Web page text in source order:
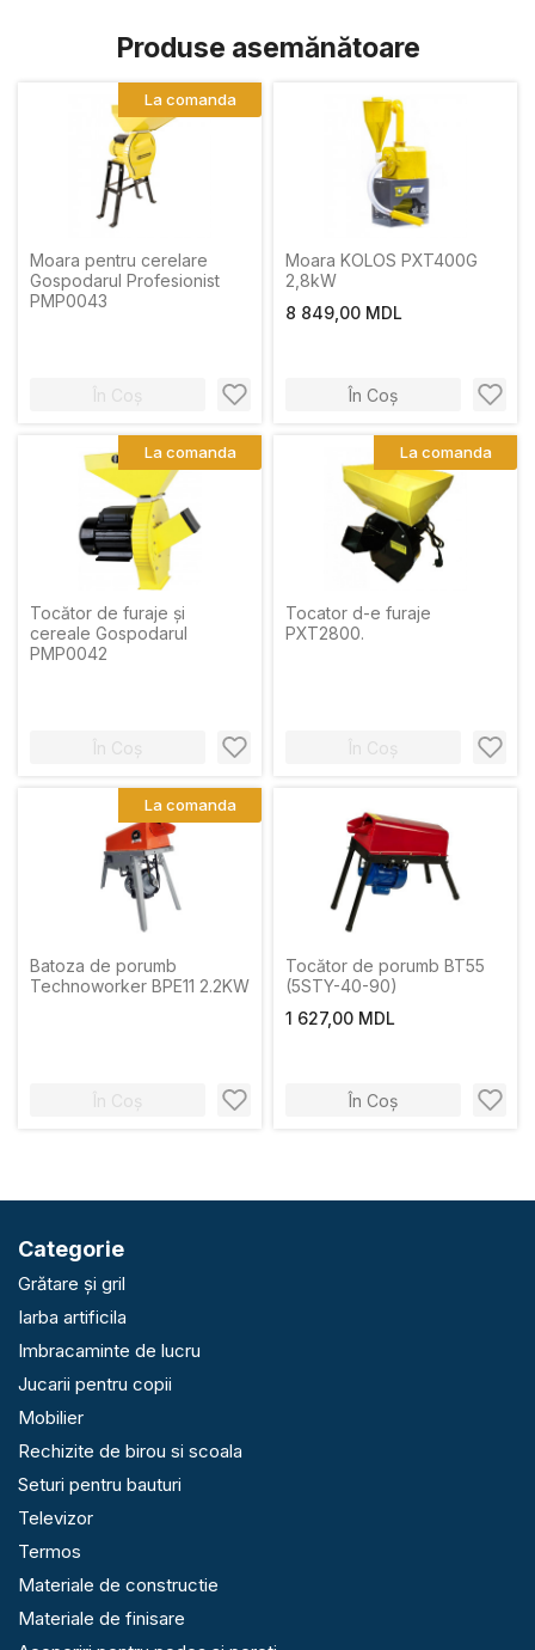
Produse asemănătoare
Moara pentru cerelare
Gospodarul Profesionist
PMP0043
În Coș
La comanda
Moara KOLOS PXT400G
2,8kW
8 849,00 MDL
În Coș
Tocător de furaje și
cereale Gospodarul
PMP0042
În Coș
La comanda
Tocator d-e furaje
PXT2800.
În Coș
La comanda
Batoza de porumb
Technoworker BPE11 2.2KW
În Coș
La comanda
Tocător de porumb BT55
(5STY-40-90)
1 627,00 MDL
În Coș
Categorie
Grătare și gril
Iarba artificila
Imbracaminte de lucru
Jucarii pentru copii
Mobilier
Rechizite de birou si scoala
Seturi pentru bauturi
Televizor
Termos
Materiale de constructie
Materiale de finisare